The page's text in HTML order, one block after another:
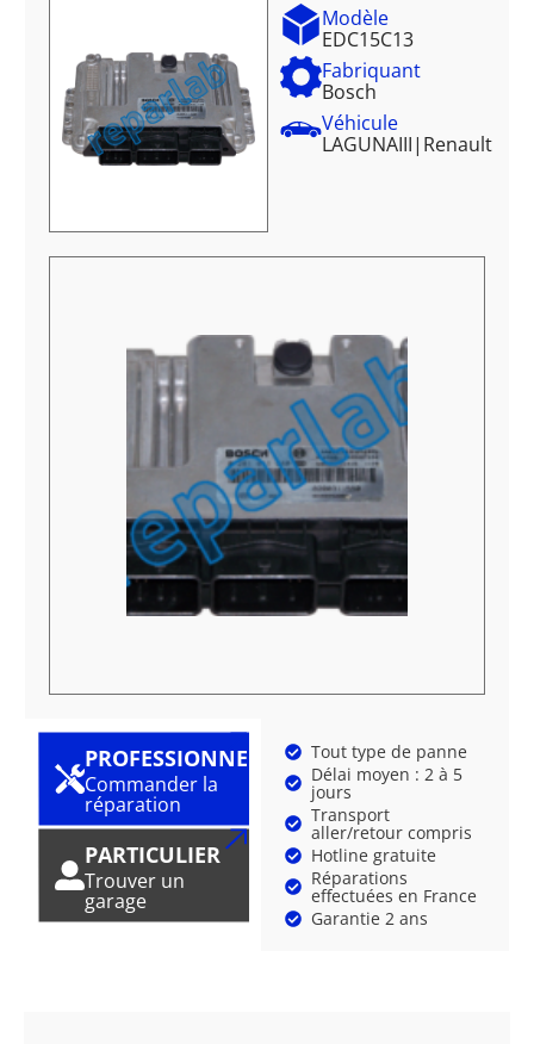
Modèle
EDC15C13
Fabriquant
Bosch
Véhicule
LAGUNAIII| Renault
PROFESSIONNEL
Commander la
réparation
PARTICULIER
Trouver un
garage
Tout type de panne
Délai moyen : 2 à 5
jours
Transport
aller/retour compris
Hotline gratuite
Réparations
effectuées en France
Garantie 2 ans